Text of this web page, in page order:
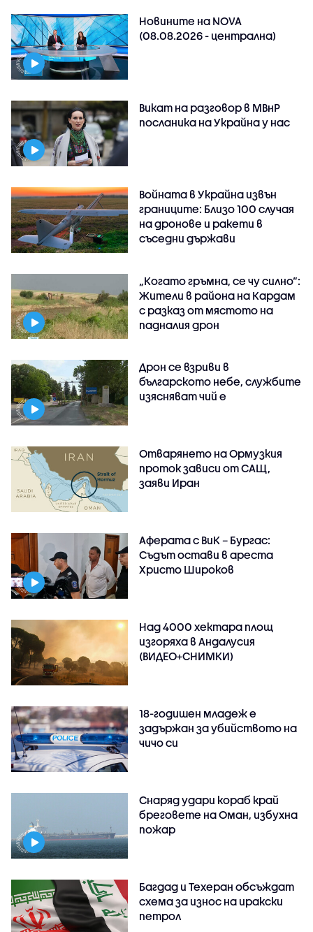
Новините на NOVA
(08.08.2026 - централна)
Викат на разговор в МВнР
посланика на Украйна у нас
Войната в Украйна извън
границите: Близо 100 случая
на дронове и ракети в
съседни държави
„Когато гръмна, се чу силно“:
Жители в района на Кардам
с разказ от мястото на
падналия дрон
Дрон се взриви в
българското небе, службите
изясняват чий е
Отварянето на Ормузкия
проток зависи от САЩ,
заяви Иран
Аферата с ВиК – Бургас:
Съдът остави в ареста
Христо Широков
Над 4000 хектара площ
изгоряха в Андалусия
(ВИДЕО+СНИМКИ)
18-годишен младеж е
задържан за убийството на
чичо си
Снаряд удари кораб край
бреговете на Оман, избухна
пожар
Багдад и Техеран обсъждат
схема за износ на иракски
петрол